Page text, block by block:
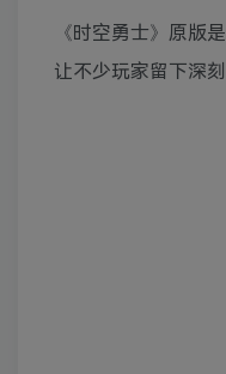
《时空勇士》原版
让不少玩家留下深